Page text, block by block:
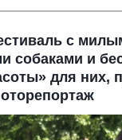
с
собаками и
для них,